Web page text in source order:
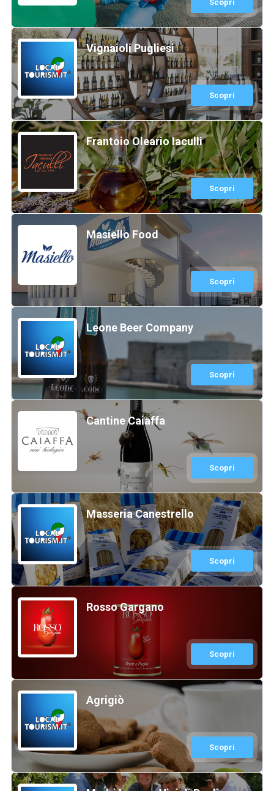
Scopri
Vignaioli Pugliesi
Scopri
Frantoio Oleario Iaculli
Scopri
Masiello Food
Scopri
Leone Beer Company
Scopri
Cantine Caiaffa
Scopri
Masseria Canestrello
Scopri
Rosso Gargano
Scopri
Agrigiò
Scopri